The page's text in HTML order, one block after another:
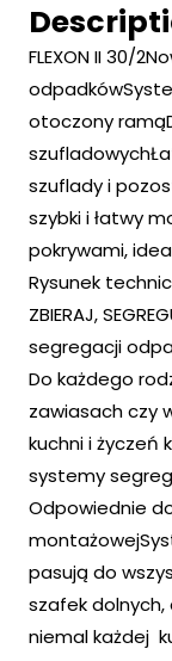
FLEXON II 30/
otoczony
szuflady i
szybki i łatwy
pokrywami,
Rysunek
ZBIERAJ,
segregacji
Do każdego
zawiasach czy
kuchni i życzeń
systemy
Odpowiednie
pasują do
szafek
niemal każdej